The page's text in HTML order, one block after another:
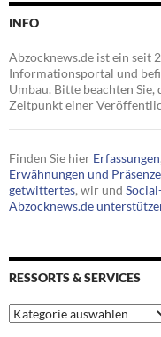
INFO
Abzocknews.de ist ein seit
Informationsportal und
Umbau. Bitte beachten Sie,
Zeitpunkt einer
Finden Sie hier Erfassungen
Erwähnungen und
getwittertes, wir und
Abzocknews.de
RESSORTS & SERVICES
Ressorts
&